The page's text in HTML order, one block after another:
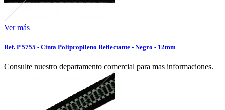
Ver más
Ref. P 5755 - Cinta Polipropileno Reflectante - Negro - 12mm
Consulte nuestro departamento comercial para mas informaciones.